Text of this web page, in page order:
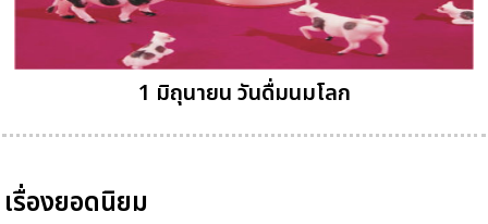
1 มิถุนายน วันดื่มนมโลก
เรื่องยอดนิยม